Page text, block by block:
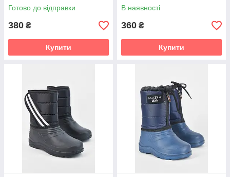
Готово до відправки
380 ₴
Купити
В наявності
360 ₴
Купити